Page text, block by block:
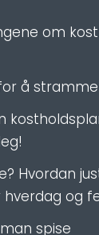
om
å
Hvordan
og
spise